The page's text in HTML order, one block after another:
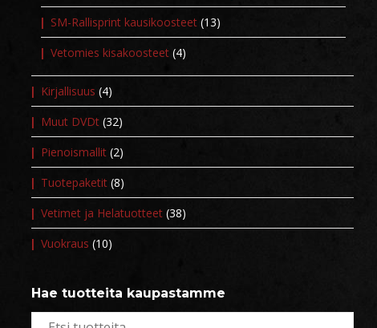
SM-Rallisprint kausikoosteet (13)
Vetomies kisakoosteet (4)
Kirjallisuus (4)
Muut DVDt (32)
Pienoismallit (2)
Tuotepaketit (8)
Vetimet ja Helatuotteet (38)
Vuokraus (10)
Hae tuotteita kaupastamme